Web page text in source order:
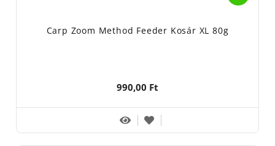
Carp Zoom Method Feeder Kosár XL 80g
990,00 Ft